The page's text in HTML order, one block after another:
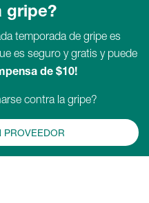
gripe?
temporada de gripe es
es seguro y gratis y puede
de $10!
contra la gripe?
PROVEEDOR